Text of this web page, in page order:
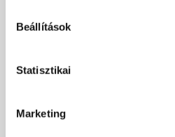
Beállítások
Statisztikai
Marketing